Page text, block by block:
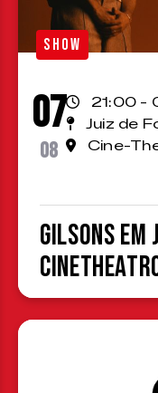
SHOW
07
08
21:00 -
Juiz de
Cine-
Gilsons em